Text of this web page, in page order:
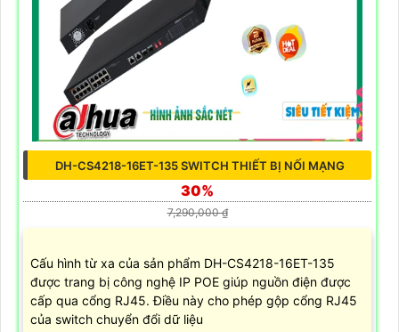
DH-CS4218-16ET-135 SWITCH THIẾT BỊ NỐI MẠNG
30%
7,290,000 ₫
Cấu hình từ xa của sản phẩm DH-CS4218-16ET-135
được trang bị công nghệ IP POE giúp nguồn điện được
cấp qua cổng RJ45. Điều này cho phép gộp cổng RJ45
của switch chuyển đổi dữ liệu